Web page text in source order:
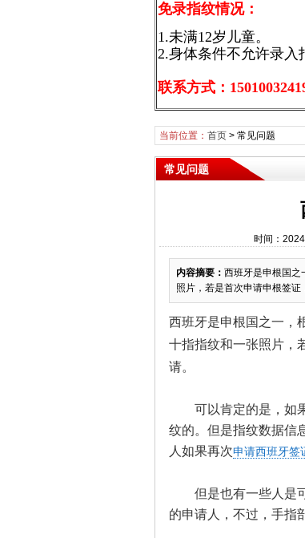
免录指纹情况：
1.未满12岁儿童。
2.身体条件不允许录入
联系方式：
当前位置： 首页> 常见问题
常见问题
时间：
内容摘要： 西班牙是申根国之
照片，若是首次申请申根签证
西班牙是申根国之一，
十指指纹和一张照片，
请。
可以肯定的是，如果
纹的。但是指纹数据信
人如果再次申请西班牙签
但是也有一些人是可
的申请人，不过，手指